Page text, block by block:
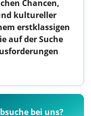
Chancen,
kultureller
erstklassigen
auf der Suche
bei uns?